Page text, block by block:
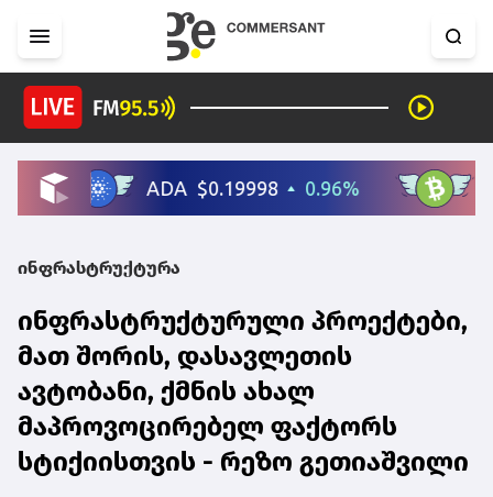
ინფრასტრუქტურა
ინფრასტრუქტურული პროექტები,
მათ შორის, დასავლეთის
ავტობანი, ქმნის ახალ
მაპროვოცირებელ ფაქტორს
სტიქიისთვის - რეზო გეთიაშვილი